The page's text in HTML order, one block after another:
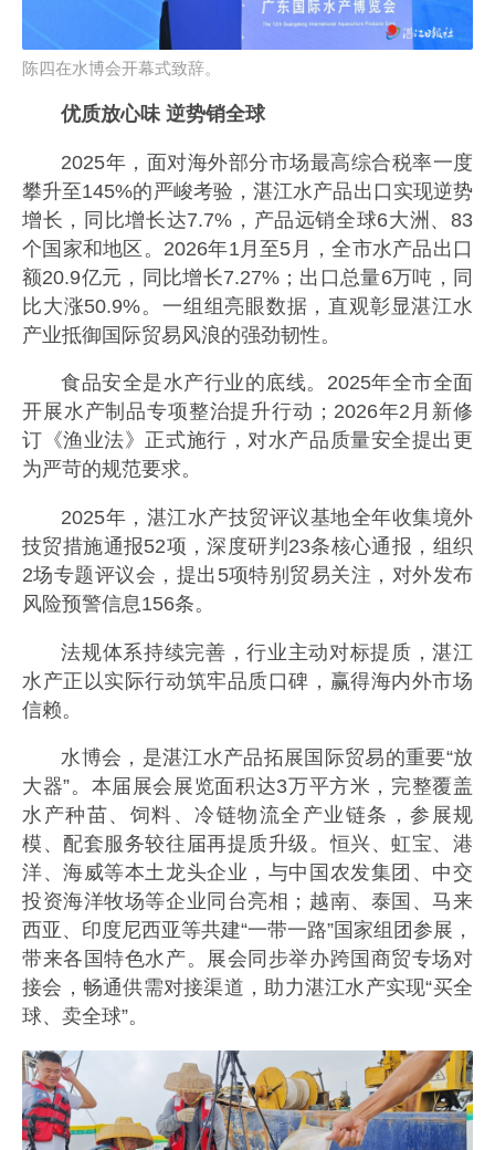
陈四在水博会开幕式致辞。
优质放心味 逆势销全球
2025年，面对海外部分市场最高综合税率一度
攀升至145%的严峻考验，湛江水产品出口实现逆势
增长，同比增长达7.7%，产品远销全球6大洲、83
个国家和地区。2026年1月至5月，全市水产品出口
额20.9亿元，同比增长7.27%；出口总量6万吨，同
比大涨50.9%。一组组亮眼数据，直观彰显湛江水
产业抵御国际贸易风浪的强劲韧性。
食品安全是水产行业的底线。2025年全市全面
开展水产制品专项整治提升行动；2026年2月新修
订《渔业法》正式施行，对水产品质量安全提出更
为严苛的规范要求。
2025年，湛江水产技贸评议基地全年收集境外
技贸措施通报52项，深度研判23条核心通报，组织
2场专题评议会，提出5项特别贸易关注，对外发布
风险预警信息156条。
法规体系持续完善，行业主动对标提质，湛江
水产正以实际行动筑牢品质口碑，赢得海内外市场
信赖。
水博会，是湛江水产品拓展国际贸易的重要“放
大器”。本届展会展览面积达3万平方米，完整覆盖
水产种苗、饲料、冷链物流全产业链条，参展规
模、配套服务较往届再提质升级。恒兴、虹宝、港
洋、海威等本土龙头企业，与中国农发集团、中交
投资海洋牧场等企业同台亮相；越南、泰国、马来
西亚、印度尼西亚等共建“一带一路”国家组团参展，
带来各国特色水产。展会同步举办跨国商贸专场对
接会，畅通供需对接渠道，助力湛江水产实现“买全
球、卖全球”。